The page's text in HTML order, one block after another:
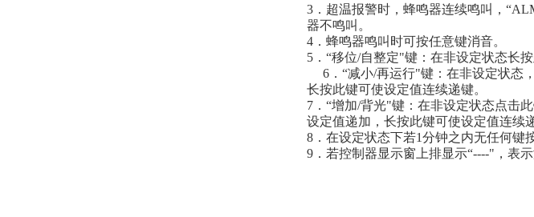
3．超温报警时，蜂鸣器连续鸣叫，“
器不鸣叫。
4．蜂鸣器鸣叫时可按任意键消音。
5．“移位/自整定"键：在非设定状态长
6．“减小/再运行"键：在非设定状态
长按此键可使设定值连续递键。
7．“增加/背光"键：在非设定状态点击
设定值递加，长按此键可使设定值连续
8．在设定状态下若1分钟之内无任何键
9．若控制器显示窗上排显示“----"，表